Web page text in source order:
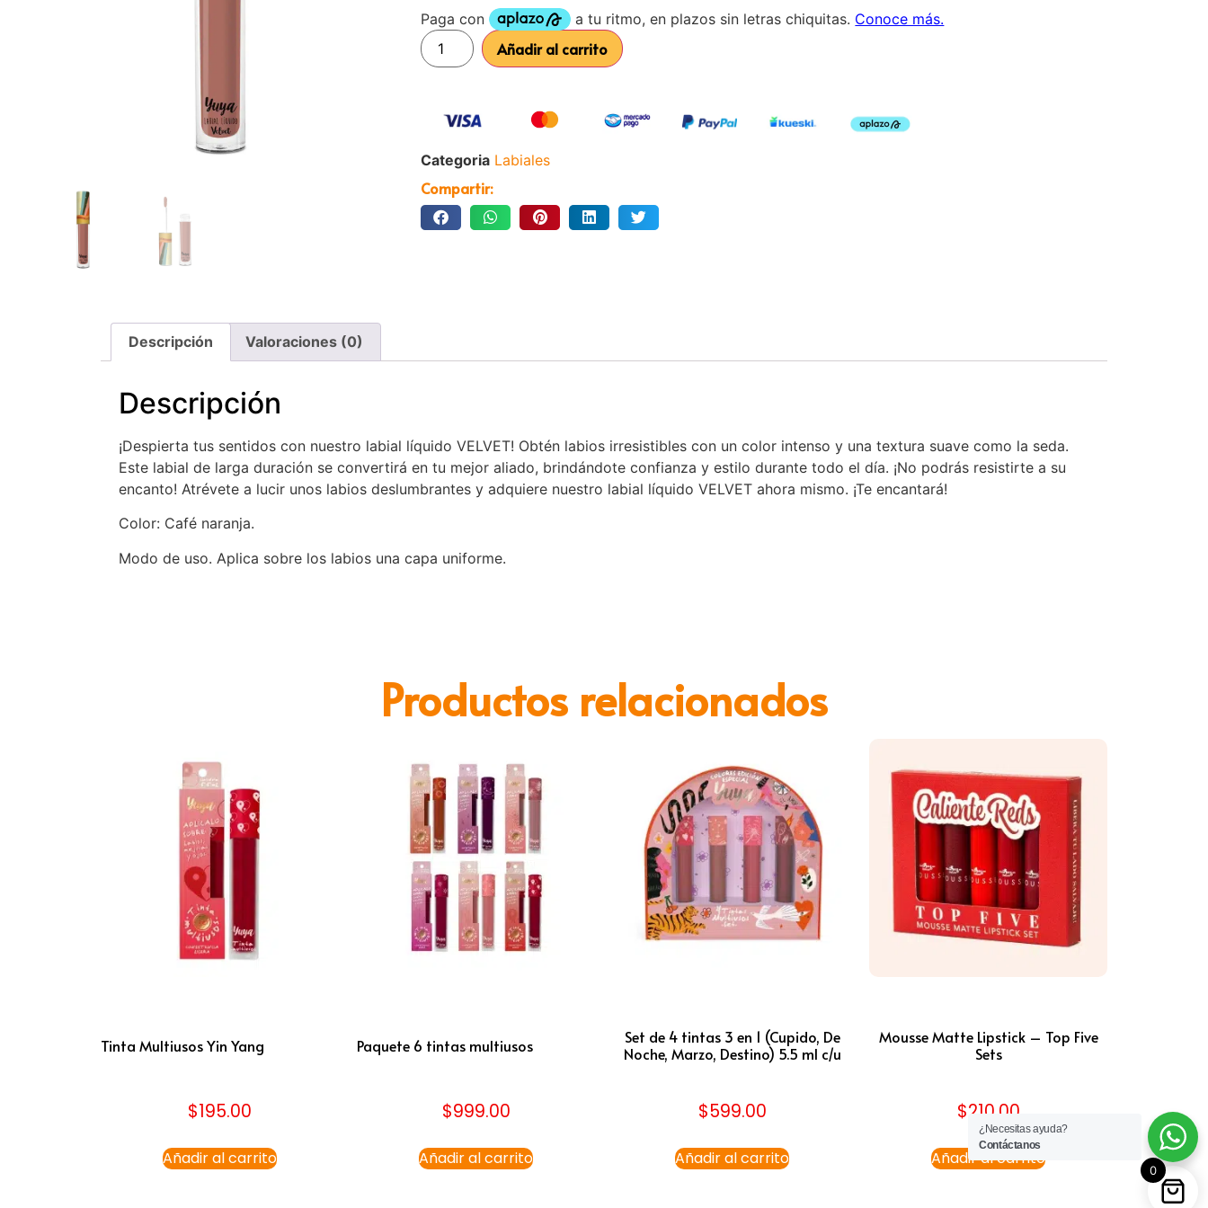
Añadir al carrito
Categoria Labiales
Compartir:
Descripción Valoraciones (0)
Descripción
¡Despierta tus sentidos con nuestro labial líquido VELVET! Obtén labios irresistibles con un color intenso y una textura suave como la seda.
Este labial de larga duración se convertirá en tu mejor aliado, brindándote confianza y estilo durante todo el día. ¡No podrás resistirte a su
encanto! Atrévete a lucir unos labios deslumbrantes y adquiere nuestro labial líquido VELVET ahora mismo. ¡Te encantará!
Color: Café naranja.
Modo de uso. Aplica sobre los labios una capa uniforme.
Productos relacionados
Tinta Multiusos Yin Yang
$195.00
Añadir al carrito
Paquete 6 tintas multiusos
$999.00
Añadir al carrito
Set de 4 tintas 3 en 1 (Cupido, De
Noche, Marzo, Destino) 5.5 ml c/u
$599.00
Añadir al carrito
Mousse Matte Lipstick – Top Five
Sets
$210.00
Añadir al carrito
¿Necesitas ayuda?
Contáctanos
0